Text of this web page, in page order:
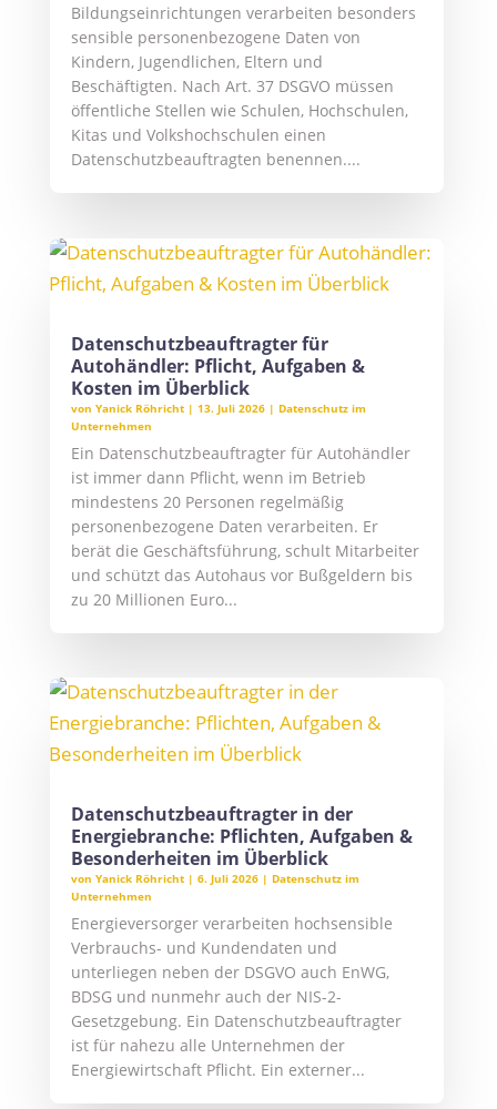
Bildungseinrichtungen verarbeiten besonders
sensible personenbezogene Daten von
Kindern, Jugendlichen, Eltern und
Beschäftigten. Nach Art. 37 DSGVO müssen
öffentliche Stellen wie Schulen, Hochschulen,
Kitas und Volkshochschulen einen
Datenschutzbeauftragten benennen....
Datenschutzbeauftragter für
Autohändler: Pflicht, Aufgaben &
Kosten im Überblick
von Yanick Röhricht| 13. Juli 2026| Datenschutz im
Unternehmen
Ein Datenschutzbeauftragter für Autohändler
ist immer dann Pflicht, wenn im Betrieb
mindestens 20 Personen regelmäßig
personenbezogene Daten verarbeiten. Er
berät die Geschäftsführung, schult Mitarbeiter
und schützt das Autohaus vor Bußgeldern bis
zu 20 Millionen Euro...
Datenschutzbeauftragter in der
Energiebranche: Pflichten, Aufgaben &
Besonderheiten im Überblick
von Yanick Röhricht| 6. Juli 2026| Datenschutz im
Unternehmen
Energieversorger verarbeiten hochsensible
Verbrauchs- und Kundendaten und
unterliegen neben der DSGVO auch EnWG,
BDSG und nunmehr auch der NIS-2-
Gesetzgebung. Ein Datenschutzbeauftragter
ist für nahezu alle Unternehmen der
Energiewirtschaft Pflicht. Ein externer...